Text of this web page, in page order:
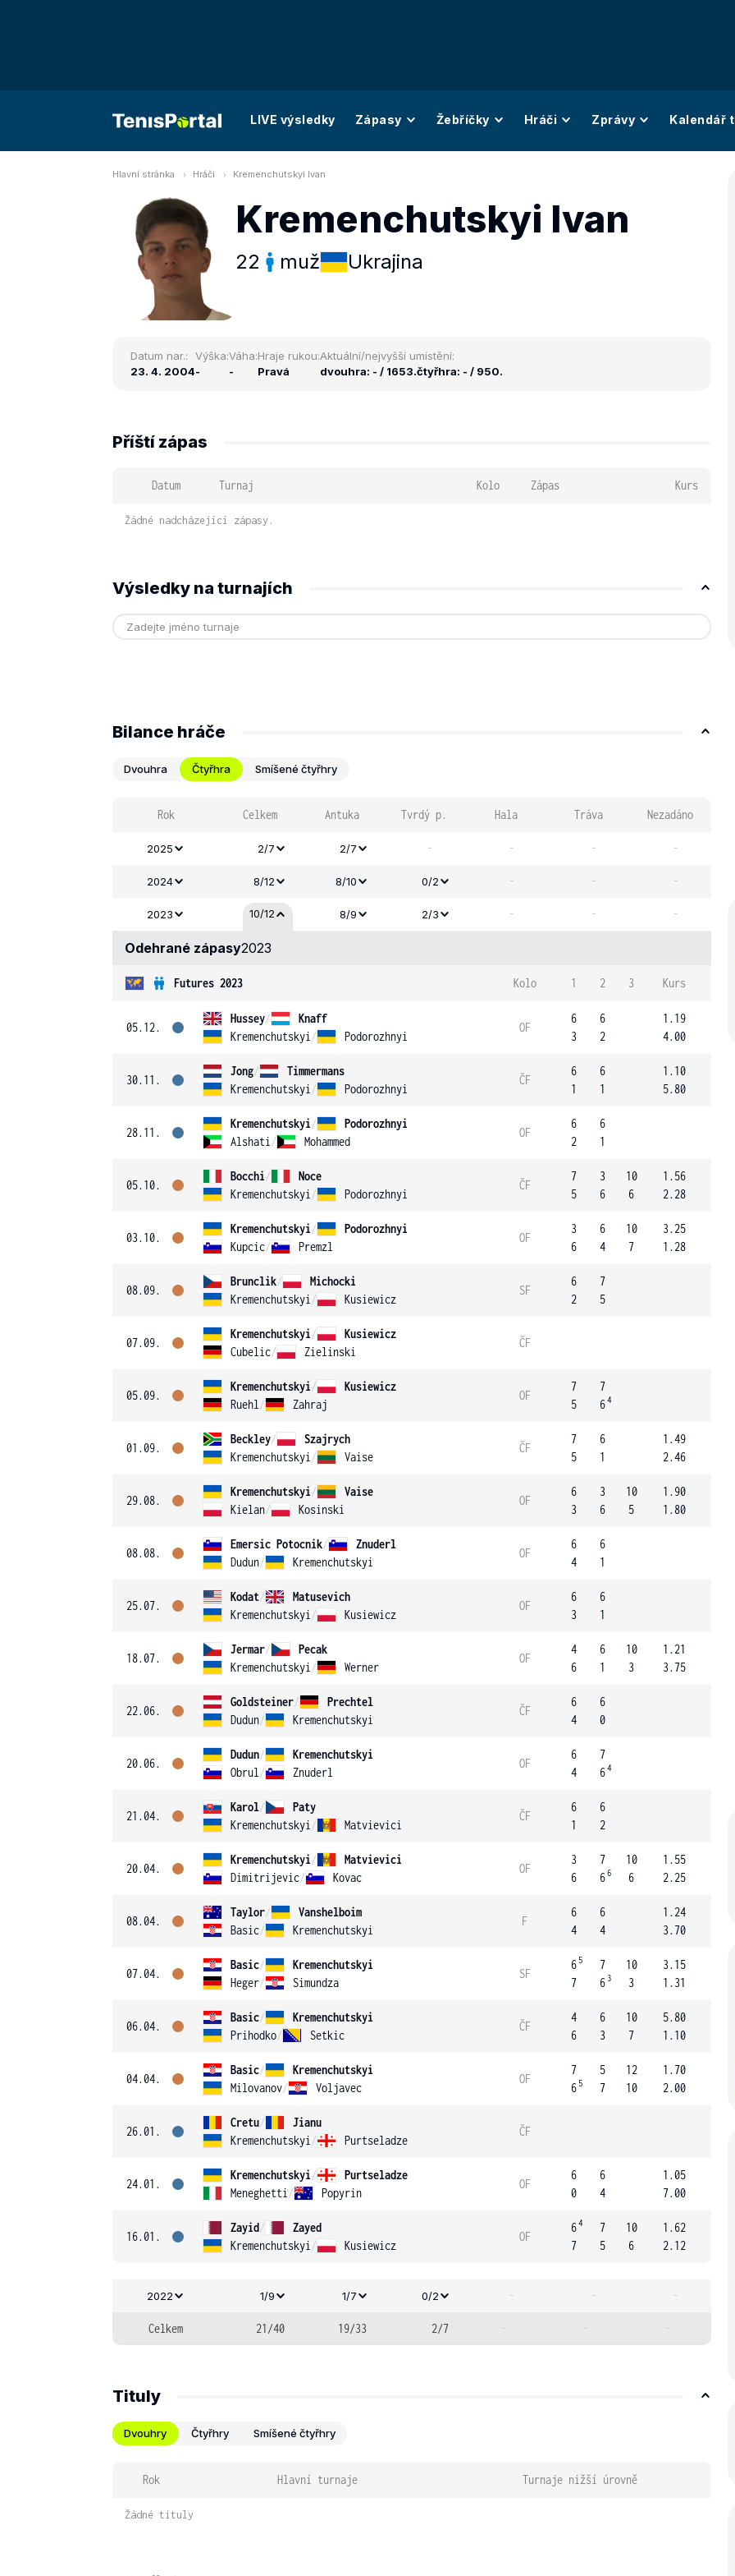
LIVE výsledky Zápasy Žebříčky Hráči Zprávy Kalendář
Hlavní stránka Hráči Kremenchutskyi Ivan
Kremenchutskyi Ivan
22 muž Ukrajina
Datum nar.:
23. 4. 2004
Výška:
-
Váha:
-
Hraje rukou:
Pravá
Aktuální/nejvyšší umístění:
dvouhra: - / 1653.čtyřhra: - / 950.
Příští zápas
Datum Turnaj Kolo Zápas Kurs
Žádné nadcházející zápasy.
Výsledky na turnajích
Bilance hráče
Dvouhra Čtyřhra Smíšené čtyřhry
Rok Celkem Antuka Tvrdý p. Hala Tráva Nezadáno
2025 2/7 2/7 - - - -
2024 8/12 8/10 0/2 - - -
2023 10/12 8/9 2/3 - - -
Odehrané zápasy2023
Futures 2023 Kolo 1 2 3 Kurs
05.12.
Hussey/
Knaff
Kremenchutskyi / Podorozhnyi
OF
6
3
6
2
1.19
4.00
30.11.
Jong/
Timmermans
Kremenchutskyi / Podorozhnyi
ČF
6
1
6
1
1.10
5.80
28.11.
Kremenchutskyi/
Podorozhnyi
Alshati / Mohammed
OF
6
2
6
1
05.10.
Bocchi/
Noce
Kremenchutskyi / Podorozhnyi
ČF
7
5
3
6
10
6
1.56
2.28
03.10.
Kremenchutskyi/
Podorozhnyi
Kupcic/ Premzl
OF
3
6
6
4
10
7
3.25
1.28
08.09.
Brunclik/
Michocki
Kremenchutskyi / Kusiewicz
SF
6
2
7
5
07.09.
Kremenchutskyi/
Kusiewicz
Cubelic/ Zielinski
ČF
05.09.
Kremenchutskyi/
Kusiewicz
Ruehl / Zahraj
OF
7
5
7
64
01.09.
Beckley/
Szajrych
Kremenchutskyi / Vaise
ČF
7
5
6
1
1.49
2.46
29.08.
Kremenchutskyi/
Vaise
Kielan/ Kosinski
OF
6
3
3
6
10
5
1.90
1.80
08.08.
Emersic Potocnik/
Znuderl
Dudun/ Kremenchutskyi
OF
6
4
6
1
25.07.
Kodat/
Matusevich
Kremenchutskyi / Kusiewicz
OF
6
3
6
1
18.07.
Jermar/
Pecak
Kremenchutskyi / Werner
OF
4
6
6
1
10
3
1.21
3.75
22.06.
Goldsteiner/
Prechtel
Dudun/ Kremenchutskyi
ČF
6
4
6
0
20.06.
Dudun/
Kremenchutskyi
Obrul / Znuderl
OF
6
4
7
64
21.04.
Karol/
Paty
Kremenchutskyi / Matvievici
ČF
6
1
6
2
20.04.
Kremenchutskyi/
Matvievici
Dimitrijevic/ Kovac
OF
3
6
7
66
10
6
1.55
2.25
08.04.
Taylor/
Vanshelboim
Basic/ Kremenchutskyi
F
6
4
6
4
1.24
3.70
07.04.
Basic/
Kremenchutskyi
Heger/ Simundza
SF
6 5
7
7
6 3
10
3
3.15
1.31
06.04.
Basic/
Kremenchutskyi
Prihodko/ Setkic
ČF
4
6
6
3
10
7
5.80
1.10
04.04.
Basic/
Kremenchutskyi
Milovanov/ Voljavec
OF
7
6 5
5
7
12
10
1.70
2.00
26.01.
Cretu/
Jianu
Kremenchutskyi / Purtseladze
ČF
24.01.
Kremenchutskyi/
Purtseladze
Meneghetti / Popyrin
OF
6
0
6
4
1.05
7.00
16.01.
Zayid/
Zayed
Kremenchutskyi / Kusiewicz
OF
64
7
7
5
10
6
1.62
2.12
2022 1/9 1/7 0/2 - - -
Celkem 21/40 19/33 2/7 - - -
Tituly
Dvouhry Čtyřhry Smíšené čtyřhry
Rok Hlavní turnaje Turnaje nižší úrovně
Žádné tituly